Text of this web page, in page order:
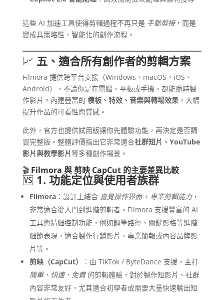
這些 AI 加速工具使得剪輯過程不再只是 手動剪接，而是
變成具策略性、智能化的創作流程。
📈 五、適合所有創作者的剪輯方案
Filmora 提供跨平台支援（Windows、macOS、iOS、
Android），不論你是在電腦、平板或手機，都能隨時製
作影片。內建豐富的 模板、特效、音樂與轉場效果，大幅
提升作品的可看性與質感。
此外，官方也提供試用版讓你先體驗功能，再決定是否購
買完整版。整體評價指出它非常適合社群短片、YouTube
影片與教學影片等多種創作場景。
🎬 Filmora 與 剪映 CapCut 的主要差異比較
🆚 1. 功能定位與使用者族群
Filmora：設計上結合 直覺操作界面 + 專業剪輯能力，
非常適合從入門到進階剪輯者。Filmora 支援豐富的 AI
工具與精細控制功能，例如鋼筆路徑、關鍵影格等進階
細節表現，適合製作行銷影片、專業簡報或內容品牌影
片等。
剪映（CapCut）
：由 TikTok / ByteDance 支援，主打
簡單、快速、免費的剪輯體驗，對於製作短影片、社群
內容非常友好，尤其適合初學者或需要大量快速輸出短